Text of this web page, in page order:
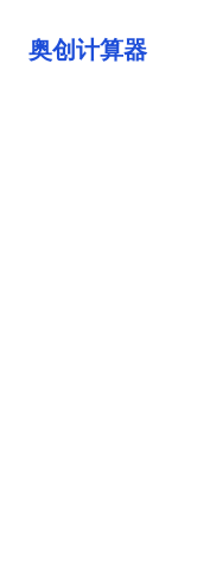
奥创计算器